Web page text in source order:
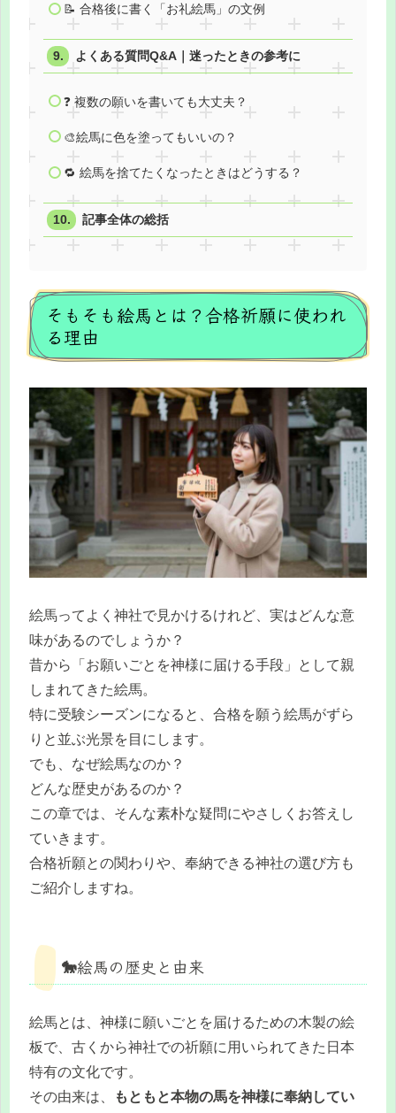
📝 合格後に書く「お礼絵馬」の文例
よくある質問Q&A｜迷ったときの参考に
❓ 複数の願いを書いても大丈夫？
🎨絵馬に色を塗ってもいいの？
🔁 絵馬を捨てたくなったときはどうする？
記事全体の総括
そもそも絵馬とは？合格祈願に使われ
る理由
絵馬ってよく神社で見かけるけれど、実はどんな意
味があるのでしょうか？
昔から「お願いごとを神様に届ける手段」として親
しまれてきた絵馬。
特に受験シーズンになると、合格を願う絵馬がずら
りと並ぶ光景を目にします。
でも、なぜ絵馬なのか？
どんな歴史があるのか？
この章では、そんな素朴な疑問にやさしくお答えし
ていきます。
合格祈願との関わりや、奉納できる神社の選び方も
ご紹介しますね。
🐎絵馬の歴史と由来
絵馬とは、神様に願いごとを届けるための木製の絵
板で、古くから神社での祈願に用いられてきた日本
特有の文化です。
その由来は、
もともと本物の馬を神様に奉納してい